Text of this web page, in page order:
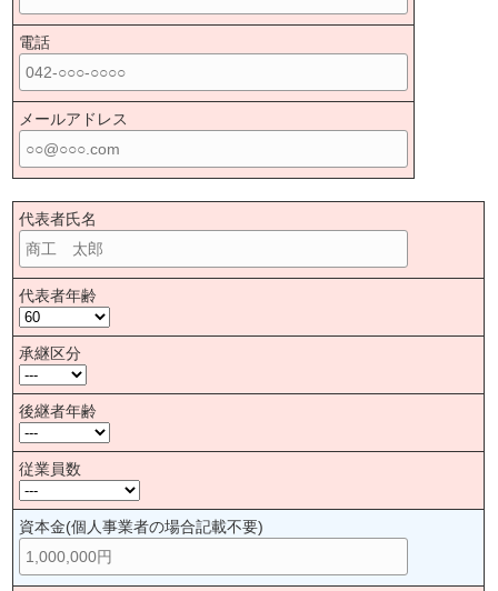
電話
メールアドレス
代表者氏名
代表者年齢
承継区分
後継者年齢
従業員数
資本金(個人事業者の場合記載不要)